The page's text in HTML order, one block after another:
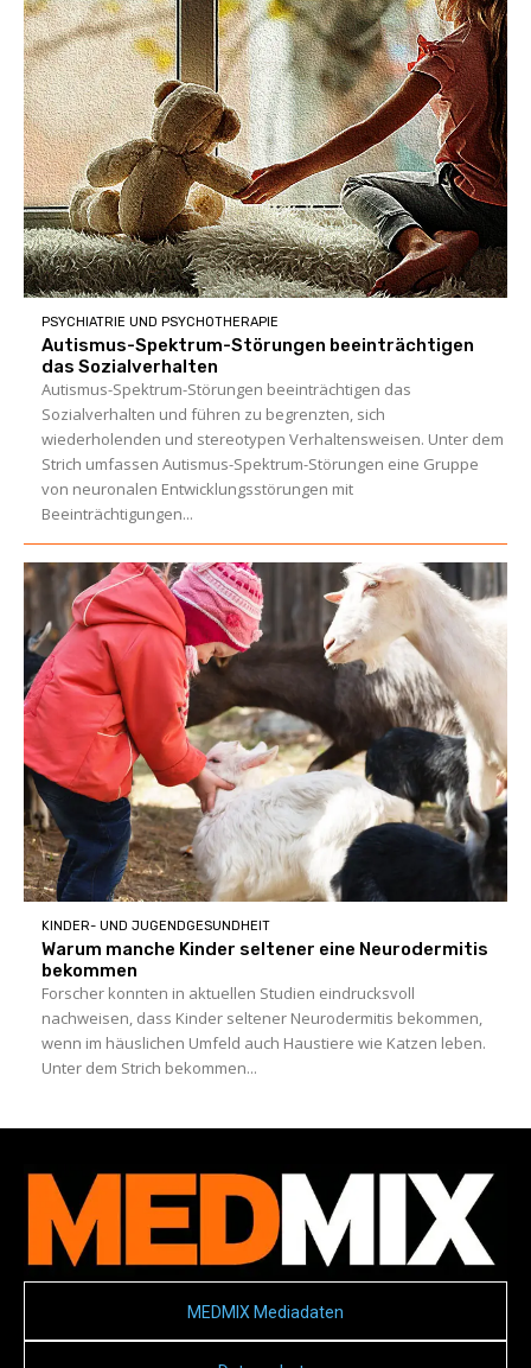
PSYCHIATRIE UND PSYCHOTHERAPIE
Autismus-Spektrum-Störungen beeinträchtigen
das Sozialverhalten
Autismus-Spektrum-Störungen beeinträchtigen das
Sozialverhalten und führen zu begrenzten, sich
wiederholenden und stereotypen Verhaltensweisen. Unter dem
Strich umfassen Autismus-Spektrum-Störungen eine Gruppe
von neuronalen Entwicklungsstörungen mit
Beeinträchtigungen...
KINDER- UND JUGENDGESUNDHEIT
Warum manche Kinder seltener eine Neurodermitis
bekommen
Forscher konnten in aktuellen Studien eindrucksvoll
nachweisen, dass Kinder seltener Neurodermitis bekommen,
wenn im häuslichen Umfeld auch Haustiere wie Katzen leben.
Unter dem Strich bekommen...
MEDMIX Mediadaten